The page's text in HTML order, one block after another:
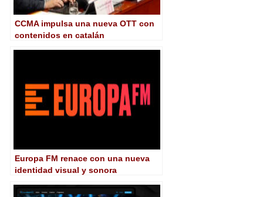
CCMA impulsa una nueva OTT con
contenidos en catalán
Europa FM renace con una nueva
identidad visual y sonora